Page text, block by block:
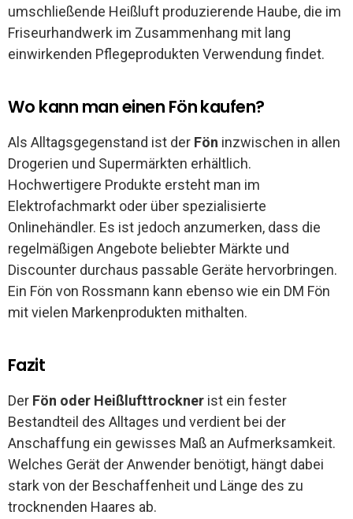
umschließende Heißluft produzierende Haube, die im
Friseurhandwerk im Zusammenhang mit lang
einwirkenden Pflegeprodukten Verwendung findet.
Wo kann man einen Fön kaufen?
Als Alltagsgegenstand ist der Fön inzwischen in allen
Drogerien und Supermärkten erhältlich.
Hochwertigere Produkte ersteht man im
Elektrofachmarkt oder über spezialisierte
Onlinehändler. Es ist jedoch anzumerken, dass die
regelmäßigen Angebote beliebter Märkte und
Discounter durchaus passable Geräte hervorbringen.
Ein Fön von Rossmann kann ebenso wie ein DM Fön
mit vielen Markenprodukten mithalten.
Fazit
Der Fön oder Heißlufttrockner ist ein fester
Bestandteil des Alltages und verdient bei der
Anschaffung ein gewisses Maß an Aufmerksamkeit.
Welches Gerät der Anwender benötigt, hängt dabei
stark von der Beschaffenheit und Länge des zu
trocknenden Haares ab.